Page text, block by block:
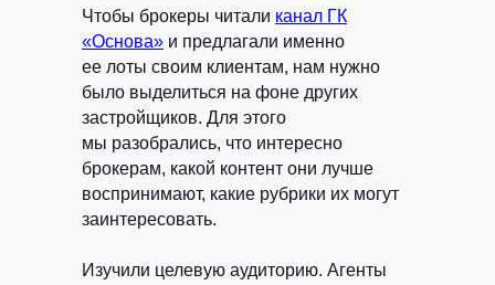
Чтобы брокеры читали канал ГК
«Основа» и предлагали именно
ее лоты своим клиентам, нам нужно
было выделиться на фоне других
застройщиков. Для этого
мы разобрались, что интересно
брокерам, какой контент они лучше
воспринимают, какие рубрики их могут
заинтересовать.
Изучили целевую аудиторию. Агенты